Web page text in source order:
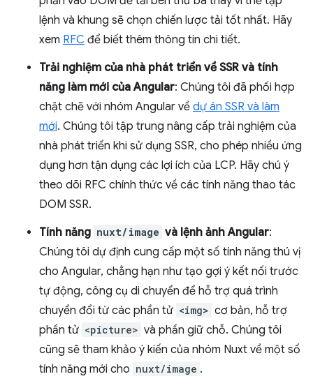
lệnh và khung sẽ chọn chiến lược tải tốt nhất. Hãy
xem RFC để biết thêm thông tin chi tiết.
Trải nghiệm của nhà phát triển về SSR và tính
năng làm mới của Angular: Chúng tôi đã phối hợp
chặt chẽ với nhóm Angular về dự án SSR và làm
mới. Chúng tôi tập trung nâng cấp trải nghiệm của
nhà phát triển khi sử dụng SSR, cho phép nhiều ứng
dụng hơn tận dụng các lợi ích của LCP. Hãy chú ý
theo dõi RFC chính thức về các tính năng thao tác
DOM SSR.
Tính năng nuxt/image và lệnh ảnh Angular:
Chúng tôi dự định cung cấp một số tính năng thú vị
cho Angular, chẳng hạn như tạo gợi ý kết nối trước
tự động, công cụ di chuyển để hỗ trợ quá trình
chuyển đổi từ các phần tử <img> cơ bản, hỗ trợ
phần tử <picture> và phần giữ chỗ. Chúng tôi
cũng sẽ tham khảo ý kiến của nhóm Nuxt về một số
tính năng mới cho nuxt/image .